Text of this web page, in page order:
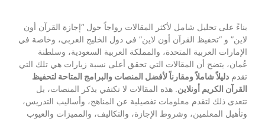
بناءً على تحليل شامل لأكثر المقالات رواجاً حول “إجازة القرآن أون
لاين” و “تحفيظ القرآن أون لاين” في دول الخليج العربي، وخاصة في
الإمارات العربية المتحدة، والمملكة العربية السعودية، وسلطنة
عُمان، يتضح أن المقالات التي تحقق أعلى نسبة زيارات هي تلك التي
تقدم دليلاً شاملاً ومقارناً لأفضل المنصات والبرامج المتاحة لتحفيظ
القرآن الكريم أونلاين. هذه المقالات لا تكتفي بذكر المنصات، بل
تتعدى ذلك لتقدم معلومات تفصيلية عن المناهج، وأساليب التدريس،
وتأهيل المعلمين، وشروط الإجازة، والتكاليف، والمميزات والعيوب